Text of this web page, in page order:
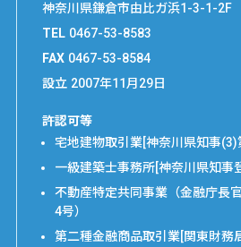
神奈川県鎌倉市由比ガ浜1-3-1-2F
TEL 0467-53-8583
FAX 0467-53-8584
設立 2007年11月29日
許認可等
宅地建物取引業[神奈川県知事(3)
一級建築士事務所[神奈川県知事
不動産特定共同事業（金融庁長
4号）
第二種金融商品取引業[関東財務